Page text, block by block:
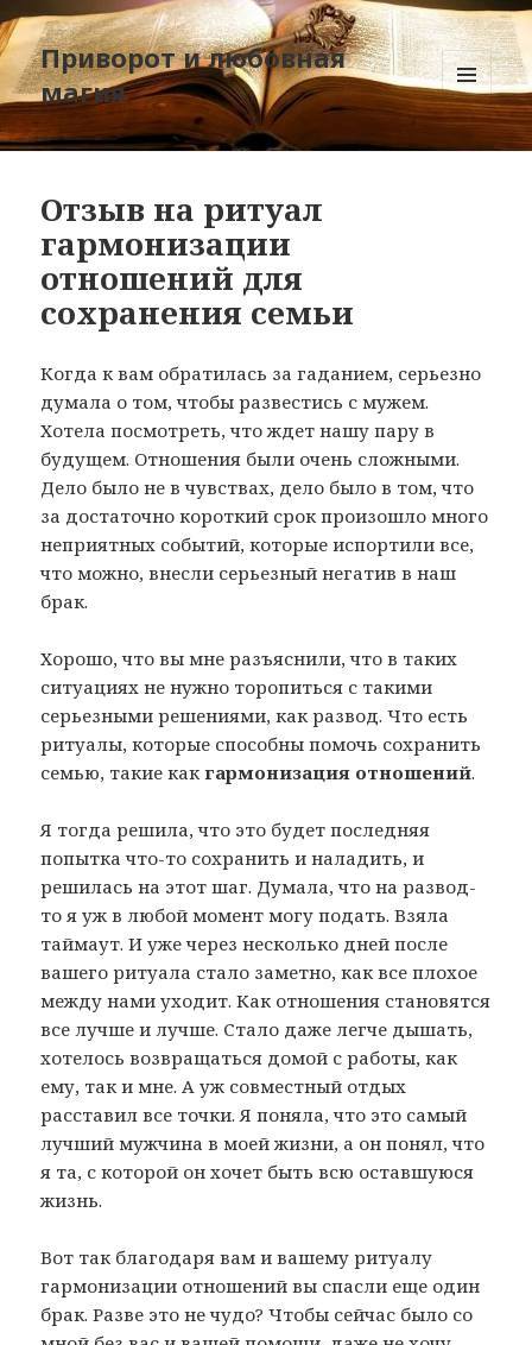
Приворот и любовная
магия
МЕНЮ
И
ВИДЖЕТЫ
Отзыв на ритуал
гармонизации
отношений для
сохранения семьи
Когда к вам обратилась за гаданием, серьезно
думала о том, чтобы развестись с мужем.
Хотела посмотреть, что ждет нашу пару в
будущем. Отношения были очень сложными.
Дело было не в чувствах, дело было в том, что
за достаточно короткий срок произошло много
неприятных событий, которые испортили все,
что можно, внесли серьезный негатив в наш
брак.
Хорошо, что вы мне разъяснили, что в таких
ситуациях не нужно торопиться с такими
серьезными решениями, как развод. Что есть
ритуалы, которые способны помочь сохранить
семью, такие какгармонизация отношений.
Я тогда решила, что это будет последняя
попытка что-то сохранить и наладить, и
решилась на этот шаг. Думала, что на развод-
то я уж в любой момент могу подать. Взяла
таймаут. И уже через несколько дней после
вашего ритуала стало заметно, как все плохое
между нами уходит. Как отношения становятся
все лучше и лучше. Стало даже легче дышать,
хотелось возвращаться домой с работы, как
ему, так и мне. А уж совместный отдых
расставил все точки. Я поняла, что это самый
лучший мужчина в моей жизни, а он понял, что
я та, с которой он хочет быть всю оставшуюся
жизнь.
Вот так благодаря вам и вашему ритуалу
гармонизации отношений вы спасли еще один
брак. Разве это не чудо? Чтобы сейчас было со